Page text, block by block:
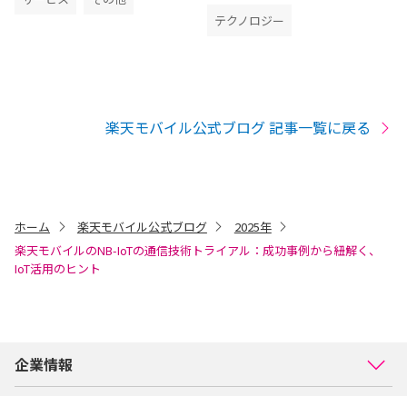
テクノロジー
楽天モバイル公式ブログ 記事一覧に戻る
ホーム 楽天モバイル公式ブログ
2025年
楽天モバイルのNB-IoTの通信技術トライアル：成功事例から紐解く、
IoT活用のヒント
企業情報